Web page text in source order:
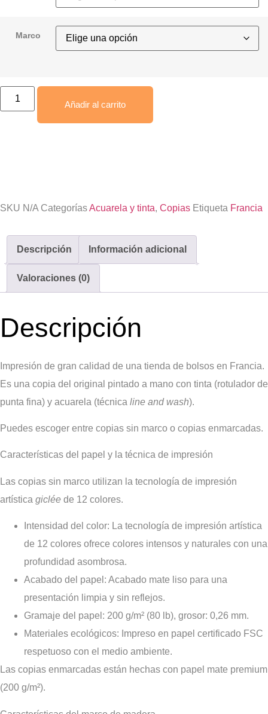
Marco
Añadir al carrito
SKU N/A CategoríasAcuarela y tinta, Copias Etiqueta Francia
Descripción Información adicional
Valoraciones (0)
Descripción
Impresión de gran calidad de una tienda de bolsos en Francia.
Es una copia del original pintado a mano con tinta (rotulador de
punta fina) y acuarela (técnica line and wash).
Puedes escoger entre copias sin marco o copias enmarcadas.
Características del papel y la técnica de impresión
Las copias sin marco utilizan la tecnología de impresión
artística giclée de 12 colores.
Intensidad del color: La tecnología de impresión artística
de 12 colores ofrece colores intensos y naturales con una
profundidad asombrosa.
Acabado del papel: Acabado mate liso para una
presentación limpia y sin reflejos.
Gramaje del papel: 200 g/m² (80 lb), grosor: 0,26 mm.
Materiales ecológicos: Impreso en papel certificado FSC
respetuoso con el medio ambiente.
Las copias enmarcadas están hechas con papel mate premium
(200 g/m²).